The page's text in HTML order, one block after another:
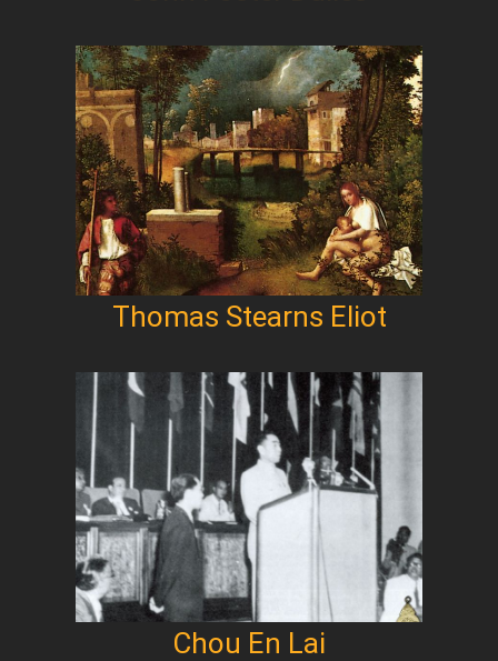
Thomas Stearns Eliot
Chou En Lai